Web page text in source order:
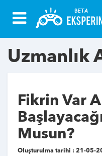
Uzmanlık
Fikrin Var
Musun?
Oluşturulma tarihi : 21-05-